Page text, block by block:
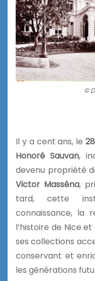
©
Il y a cent ans, le
Honoré Sauvan,
devenu propriété
Victor Masséna,
tard, cette
connaissance, la
l’histoire de Nice
ses collections
conservant et
les générations